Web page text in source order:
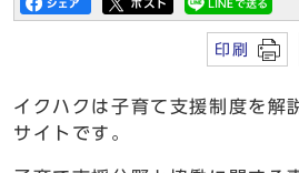
印刷
イクハクは子育て支援制度を解
サイトです。